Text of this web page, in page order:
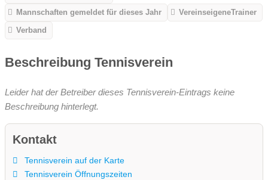
Mannschaften gemeldet für dieses Jahr
VereinseigeneTrainer
Verband
Beschreibung Tennisverein
Leider hat der Betreiber dieses Tennisverein-Eintrags keine
Beschreibung hinterlegt.
Kontakt
Tennisverein auf der Karte
Tennisverein Öffnungszeiten